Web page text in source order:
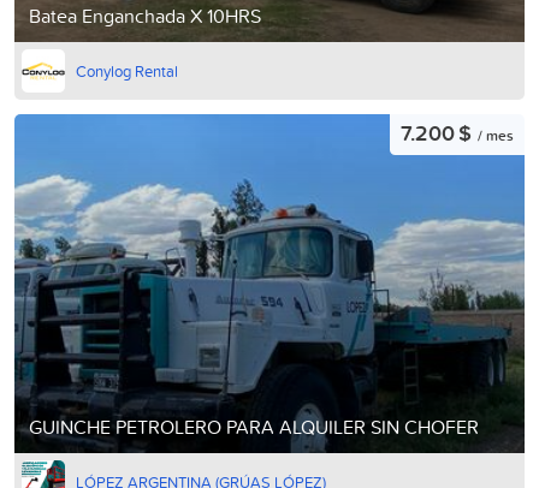
Batea Enganchada X 10HRS
Conylog Rental
GUINCHE PETROLERO PARA ALQUILER SIN CHOFER
7.200 $ / mes
LÓPEZ ARGENTINA (GRÚAS LÓPEZ)